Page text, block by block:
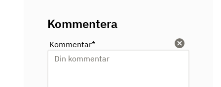
Kommentera
Rensa
Kommentar*